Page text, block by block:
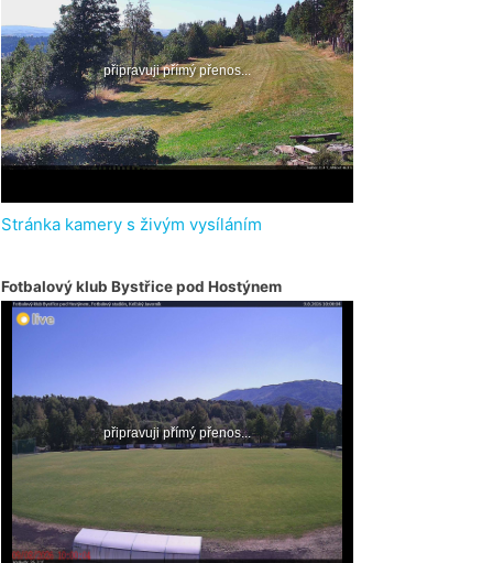
Stránka kamery s živým vysíláním
Fotbalový klub Bystřice pod Hostýnem